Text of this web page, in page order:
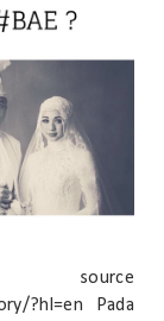
?hl=en Pada